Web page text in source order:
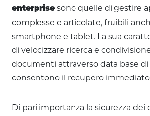
enterprise sono quelle di gestire
complesse e articolate, fruibili
smartphone e tablet. La sua
di velocizzare ricerca e
documenti attraverso data base di
consentono il recupero
Di pari importanza la sicurezza